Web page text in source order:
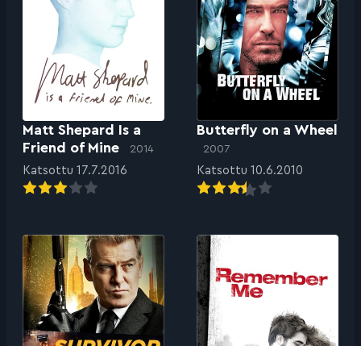
Matt Shepard Is a
Friend of Mine
2014
Katsottu 17.7.2016
Butterfly on a Wheel
2007
Katsottu 10.6.2010